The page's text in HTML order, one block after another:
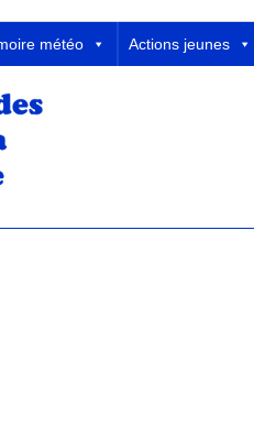
météo Actions jeunes